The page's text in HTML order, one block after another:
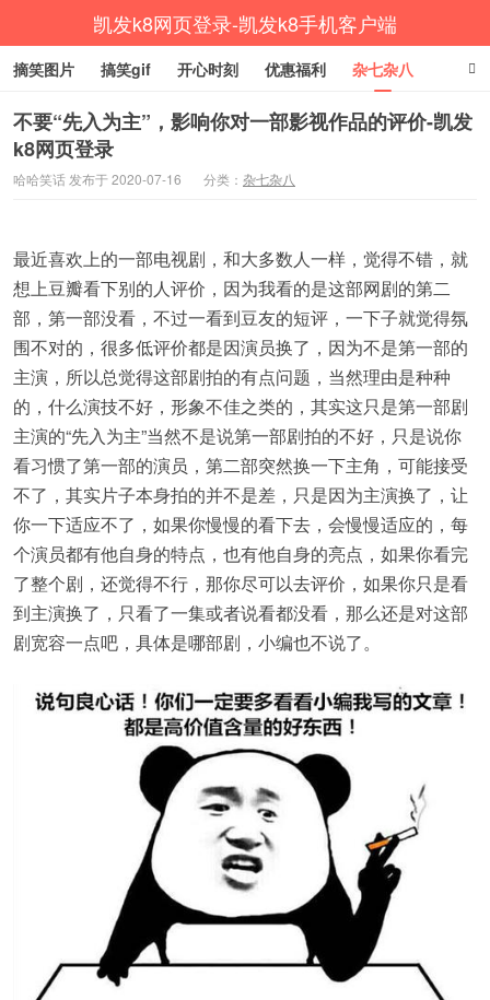
凯发k8网页登录-凯发k8手机客户端
摘笑图片 搞笑gif 开心时刻 优惠福利 杂七杂八
生活健康 涨姿势
不要“先入为主”，影响你对一部影视作品的评价-凯发
k8网页登录
哈哈笑话 发布于 2020-07-16 分类： 杂七杂八
最近喜欢上的一部电视剧，和大多数人一样，觉得不错，就
想上豆瓣看下别的人评价，因为我看的是这部网剧的第二
部，第一部没看，不过一看到豆友的短评，一下子就觉得氛
围不对的，很多低评价都是因演员换了，因为不是第一部的
主演，所以总觉得这部剧拍的有点问题，当然理由是种种
的，什么演技不好，形象不佳之类的，其实这只是第一部剧
主演的“先入为主”当然不是说第一部剧拍的不好，只是说你
看习惯了第一部的演员，第二部突然换一下主角，可能接受
不了，其实片子本身拍的并不是差，只是因为主演换了，让
你一下适应不了，如果你慢慢的看下去，会慢慢适应的，每
个演员都有他自身的特点，也有他自身的亮点，如果你看完
了整个剧，还觉得不行，那你尽可以去评价，如果你只是看
到主演换了，只看了一集或者说看都没看，那么还是对这部
剧宽容一点吧，具体是哪部剧，小编也不说了。